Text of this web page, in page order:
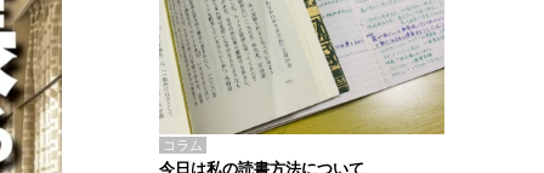
コラム
今日は私の読書方法について